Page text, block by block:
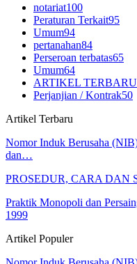
notariat100
Peraturan Terkait95
Umum94
pertanahan84
Perseroan terbatas65
Umum64
ARTIKEL TERBARU
Perjanjian / Kontrak50
Artikel Terbaru
Nomor Induk Berusaha
dan…
PROSEDUR, CARA DAN
Praktik Monopoli dan
1999
Artikel Populer